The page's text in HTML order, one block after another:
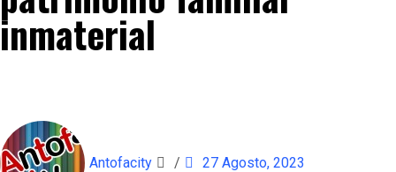
inmaterial
Antofacity / 27 Agosto, 2023